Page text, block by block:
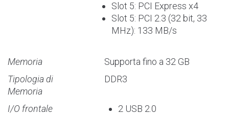
Slot 5: PCI Express x4
Slot 5: PCI 2.3 (32 bit, 33
MHz): 133 MB/s
Memoria
Supporta fino a 32 GB
Tipologia di
Memoria
DDR3
I/O frontale
2 USB 2.0